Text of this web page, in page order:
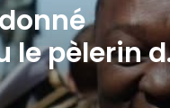
le pèlerin
au